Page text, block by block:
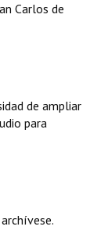
Carlos de
de ampliar
para